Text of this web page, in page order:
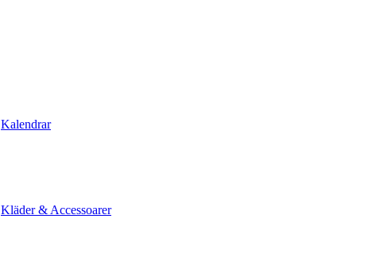
Kalendrar
Kläder & Accessoarer